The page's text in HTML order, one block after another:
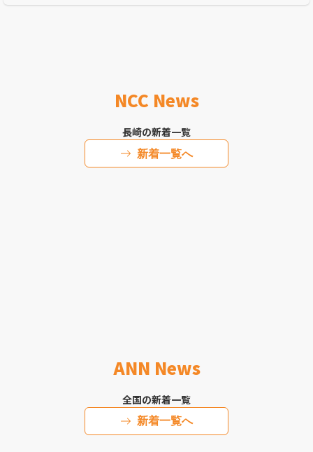
NCC News
長崎の新着一覧
新着一覧へ
ANN News
全国の新着一覧
新着一覧へ